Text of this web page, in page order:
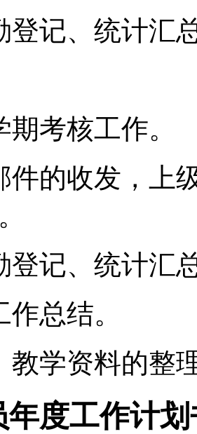
登记、统计汇
考核工作。
件的收发，上
登记、统计汇
总结。
教学资料的整
度工作计划